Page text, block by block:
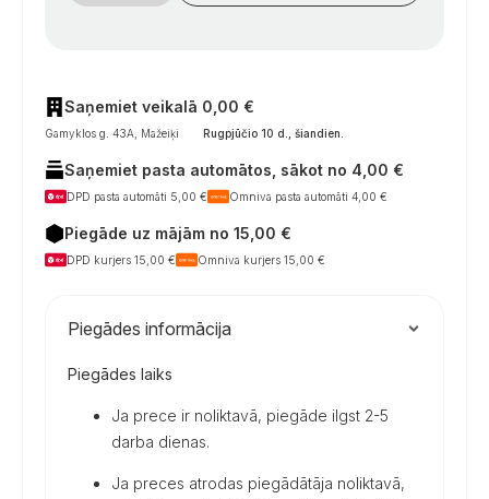
siurblys,
14,4
l/min,
3,1
bar,
baltos
geltonos
spalvos,
su
daudzums
Saņemiet veikalā 0,00 €
Gamyklos g. 43A, Mažeiķi Rugpjūčio 10 d., šiandien
Saņemiet pasta automātos, sākot no 4,00 €
DPD pasta automāti 5,00 € Omniva pasta automāti 4,00 €
Piegāde uz mājām no 15,00 €
DPD kurjers 15,00 € Omniva kurjers 15,00 €
Piegādes informācija
Piegādes laiks
Ja prece ir noliktavā, piegāde ilgst 2-5
darba dienas.
Ja preces atrodas piegādātāja noliktavā,